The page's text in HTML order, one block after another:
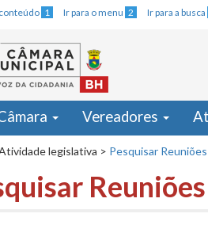
1 Ir para o menu 2 Ir para a busca
Vereadores
legislativa > Pesquisar Reuniões
Reuniões